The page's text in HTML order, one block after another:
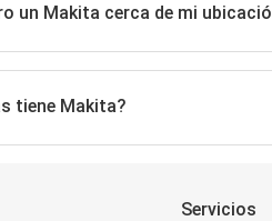
un Makita cerca de mi
tiene Makita?
Servicios